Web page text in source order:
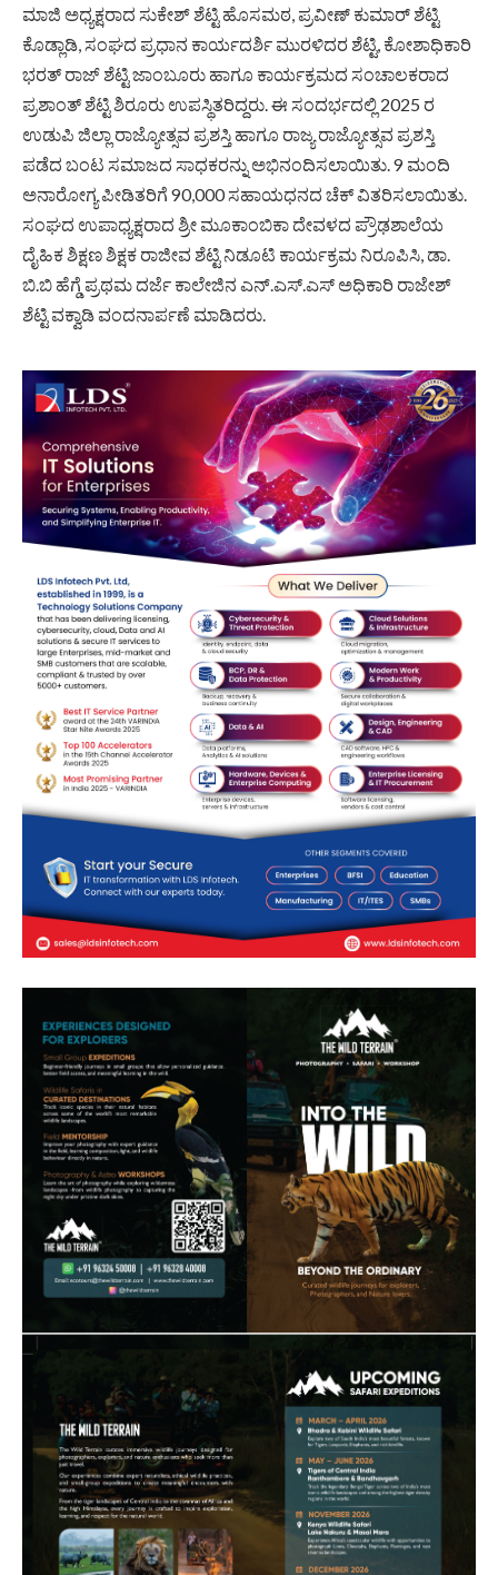
ಮಾಜಿ ಅಧ್ಯಕ್ಷರಾದ ಸುಕೇಶ್ ಶೆಟ್ಟಿ ಹೊಸಮಠ, ಪ್ರವೀಣ್ ಕುಮಾರ್ ಶೆಟ್ಟಿ
ಕೊಡ್ಲಾಡಿ, ಸಂಘದ ಪ್ರಧಾನ ಕಾರ್ಯದರ್ಶಿ ಮುರಳಿದರ ಶೆಟ್ಟಿ, ಕೋಶಾಧಿಕಾರಿ
ಭರತ್ ರಾಜ್ ಶೆಟ್ಟಿ ಜಾಂಬೂರು ಹಾಗೂ ಕಾರ್ಯಕ್ರಮದ ಸಂಚಾಲಕರಾದ
ಪ್ರಶಾಂತ್ ಶೆಟ್ಟಿ ಶಿರೂರು ಉಪಸ್ಥಿತರಿದ್ದರು. ಈ ಸಂದರ್ಭದಲ್ಲಿ 2025 ರ
ಉಡುಪಿ ಜಿಲ್ಲಾ ರಾಜ್ಯೋತ್ಸವ ಪ್ರಶಸ್ತಿ ಹಾಗೂ ರಾಜ್ಯ ರಾಜ್ಯೋತ್ಸವ ಪ್ರಶಸ್ತಿ
ಪಡೆದ ಬಂಟ ಸಮಾಜದ ಸಾಧಕರನ್ನು ಅಭಿನಂದಿಸಲಾಯಿತು. 9 ಮಂದಿ
ಅನಾರೋಗ್ಯ ಪೀಡಿತರಿಗೆ 90,000 ಸಹಾಯಧನದ ಚೆಕ್ ವಿತರಿಸಲಾಯಿತು.
ಸಂಘದ ಉಪಾಧ್ಯಕ್ಷರಾದ ಶ್ರೀ ಮೂಕಾಂಬಿಕಾ ದೇವಳದ ಪ್ರೌಢಶಾಲೆಯ
ದೈಹಿಕ ಶಿಕ್ಷಣ ಶಿಕ್ಷಕ ರಾಜೀವ ಶೆಟ್ಟಿ ನಿಡೂಟಿ ಕಾರ್ಯಕ್ರಮ ನಿರೂಪಿಸಿ, ಡಾ.
ಬಿ.ಬಿ ಹೆಗ್ಡೆ ಪ್ರಥಮ ದರ್ಜೆ ಕಾಲೇಜಿನ ಎನ್.ಎಸ್.ಎಸ್ ಅಧಿಕಾರಿ ರಾಜೇಶ್
ಶೆಟ್ಟಿ ವಕ್ವಾಡಿ ವಂದನಾರ್ಪಣೆ ಮಾಡಿದರು.